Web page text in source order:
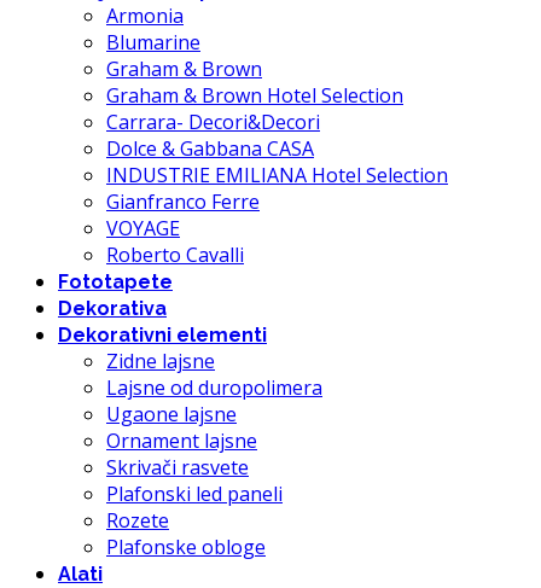
Armonia
Blumarine
Graham & Brown
Graham & Brown Hotel Selection
Carrara- Decori&Decori
Dolce & Gabbana CASA
INDUSTRIE EMILIANA Hotel Selection
Gianfranco Ferre
VOYAGE
Roberto Cavalli
Fototapete
Dekorativa
Dekorativni elementi
Zidne lajsne
Lajsne od duropolimera
Ugaone lajsne
Ornament lajsne
Skrivači rasvete
Plafonski led paneli
Rozete
Plafonske obloge
Alati